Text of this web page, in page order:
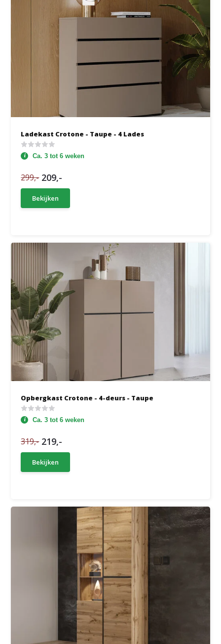
Ladekast Crotone - Taupe - 4 Lades
Ca. 3 tot 6 weken
299,- 209,-
Bekijken
Opbergkast Crotone - 4-deurs - Taupe
Ca. 3 tot 6 weken
319,- 219,-
Bekijken